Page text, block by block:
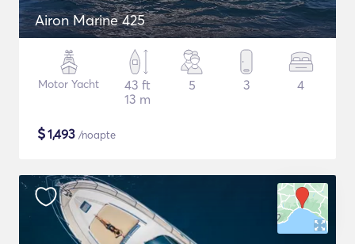
Airon Marine 425
Motor Yacht
43 ft
13 m
5 3 4
$1,493 /noapte